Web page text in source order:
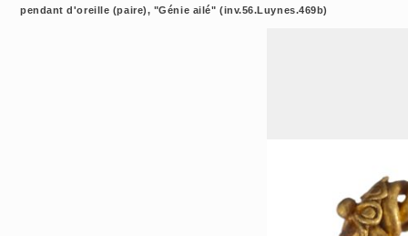
pendant d'oreille (paire), "Génie ailé" (inv.56.Luynes.469b)